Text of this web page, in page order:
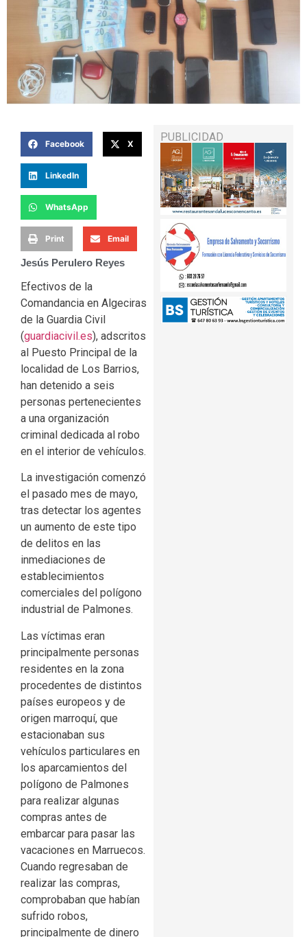
Facebook X
LinkedIn
WhatsApp
Print Email
Jesús Perulero Reyes
Efectivos de la
Comandancia en Algeciras
de la Guardia Civil
(guardiacivil.es), adscritos
al Puesto Principal de la
localidad de Los Barrios,
han detenido a seis
personas pertenecientes
a una organización
criminal dedicada al robo
en el interior de vehículos.
La investigación comenzó
el pasado mes de mayo,
tras detectar los agentes
un aumento de este tipo
de delitos en las
inmediaciones de
establecimientos
comerciales del polígono
industrial de Palmones.
Las víctimas eran
principalmente personas
residentes en la zona
procedentes de distintos
países europeos y de
origen marroquí, que
estacionaban sus
vehículos particulares en
los aparcamientos del
polígono de Palmones
para realizar algunas
compras antes de
embarcar para pasar las
vacaciones en Marruecos.
Cuando regresaban de
realizar las compras,
comprobaban que habían
sufrido robos,
principalmente de dinero
PUBLICIDAD